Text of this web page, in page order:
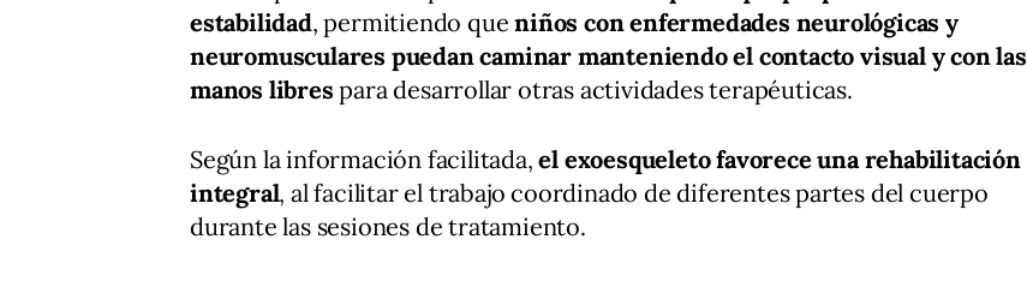
estabilidad, permitiendo queniños con enfermedades neurológicas y
neuromusculares puedan caminar manteniendo el contacto visual y con las
manos libres para desarrollar otras actividades terapéuticas.
Según la información facilitada,el exoesqueleto favorece una rehabilitación
integral, al facilitar el trabajo coordinado de diferentes partes del cuerpo
durante las sesiones de tratamiento.